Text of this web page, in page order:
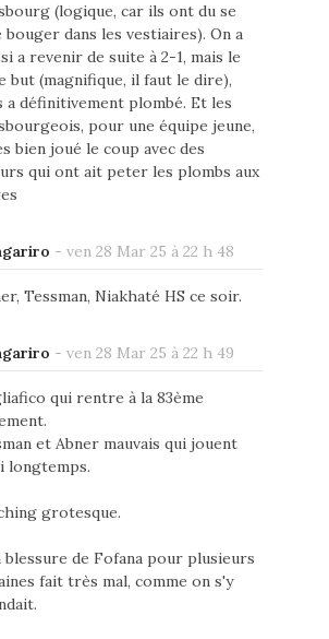
(logique, car ils ont du se
bouger dans les vestiaires). On a
a revenir de suite à 2-1, mais le
but (magnifique, il faut le dire),
a définitivement plombé. Et les
pour une équipe jeune,
bien joué le coup avec des
qui ont ait peter les plombs aux
- ven 28 Mar 25 à 22 h 48
Tessman, Niakhaté HS ce soir.
- ven 28 Mar 25 à 22 h 49
qui rentre à la 83ème
et Abner mauvais qui jouent
longtemps.
grotesque.
blessure de Fofana pour plusieurs
fait très mal, comme on s'y